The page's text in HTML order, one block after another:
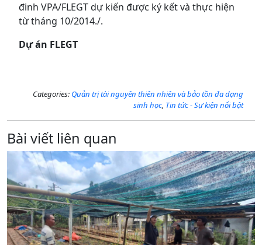
đinh VPA/FLEGT dự kiến được ký kết và thực hiện
từ tháng 10/2014./.
Dự án FLEGT
Categories: Quản trị tài nguyên thiên nhiên và bảo tồn đa dạng
sinh học, Tin tức - Sự kiện nổi bật
Bài viết liên quan